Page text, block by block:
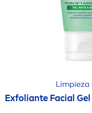
Limpieza
Exfoliante Facial